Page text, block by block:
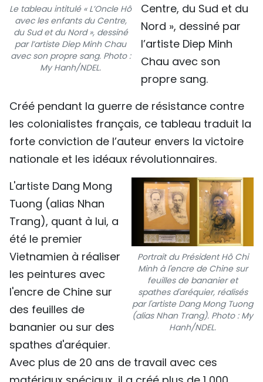
Le tableau intitulé « L’Oncle Hô
avec les enfants du Centre,
du Sud et du Nord », dessiné
par l’artiste Diep Minh Chau
avec son propre sang. Photo :
My Hanh/NDEL.
Centre, du Sud et du
Nord », dessiné par
l’artiste Diep Minh
Chau avec son
propre sang.
Créé pendant la guerre de résistance contre
les colonialistes français, ce tableau traduit la
forte conviction de l’auteur envers la victoire
nationale et les idéaux révolutionnaires.
Portrait du Président Hô Chi
Minh à l'encre de Chine sur
feuilles de bananier et
spathes d'aréquier, réalisés
par l'artiste Dang Mong Tuong
(alias Nhan Trang). Photo : My
Hanh/NDEL.
L'artiste Dang Mong
Tuong (alias Nhan
Trang), quant à lui, a
été le premier
Vietnamien à réaliser
les peintures avec
l'encre de Chine sur
des feuilles de
bananier ou sur des
spathes d'aréquier.
Avec plus de 20 ans de travail avec ces